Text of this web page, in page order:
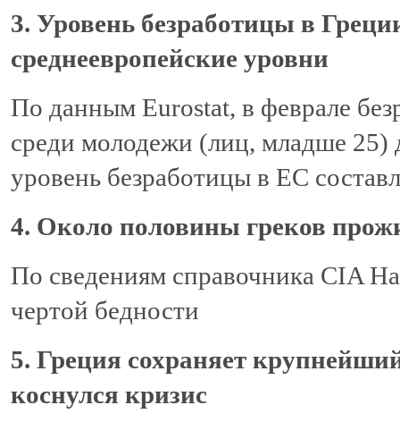
3. Уровень безработицы в
среднеевропейские уровни
По данным Eurostat, в феврале
среди молодежи (лиц, младше 25)
уровень безработицы в ЕС
4. Около половины греков
По сведениям справочника CIA
чертой бедности
5. Греция сохраняет
коснулся кризис